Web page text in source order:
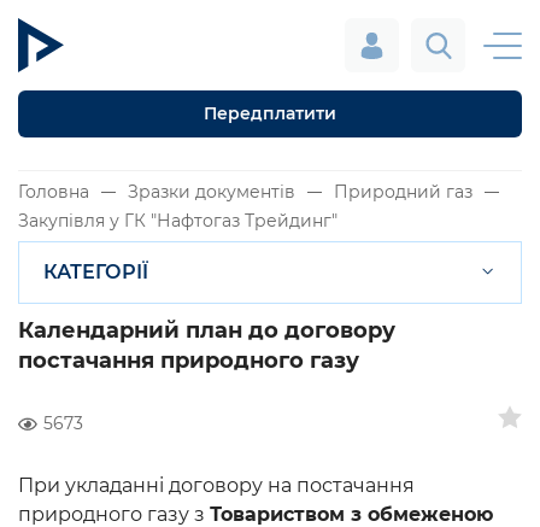
Передплатити
Головна Зразки документів
Природний газ
Закупівля у ГК "Нафтогаз Трейдинг"
КАТЕГОРІЇ
Календарний план до договору
постачання природного газу
5673
При укладанні договору на постачання
природного газу з Товариством з обмеженою